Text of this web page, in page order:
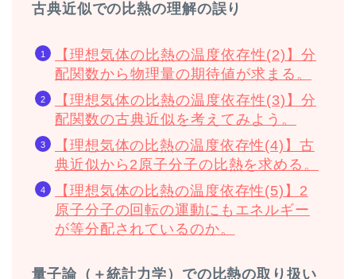
古典近似での比熱の理解の誤り
【理想気体の比熱の温度依存性(2)】分
配関数から物理量の期待値が求まる。
【理想気体の比熱の温度依存性(3)】分
配関数の古典近似を考えてみよう。
【理想気体の比熱の温度依存性(4)】古
典近似から2原子分子の比熱を求める。
【理想気体の比熱の温度依存性(5)】2
原子分子の回転の運動にもエネルギー
が等分配されているのか。
量子論（＋統計力学）での比熱の取り扱い